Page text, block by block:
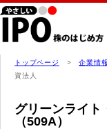
トップページ >企業情報
資法人
グリーンライト
（509A）